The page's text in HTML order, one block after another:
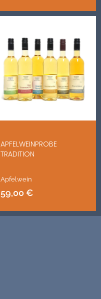
APFELWEINPROBE
TRADITION
Apfelwein
59,00 €